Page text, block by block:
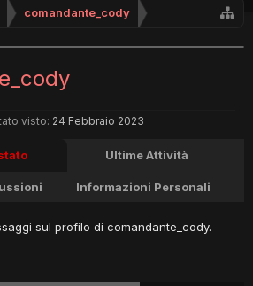
comandante_cody
visto: 24 Febbraio 2023
Ultime Attività
Informazioni Personali
sul profilo di comandante_cody.